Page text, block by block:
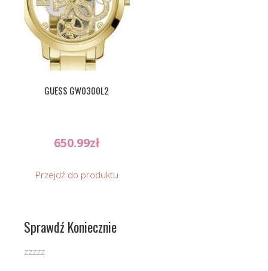
GUESS GW0300L2
650.99zł
Przejdź do produktu
Sprawdź Koniecznie
zzzzz